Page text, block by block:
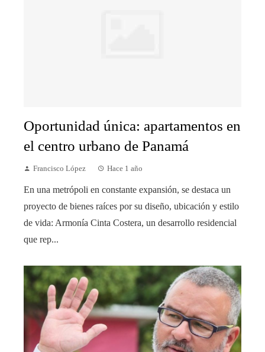
Oportunidad única: apartamentos en
el centro urbano de Panamá
Francisco López Hace 1 año
En una metrópoli en constante expansión, se destaca un
proyecto de bienes raíces por su diseño, ubicación y estilo
de vida: Armonía Cinta Costera, un desarrollo residencial
que rep...